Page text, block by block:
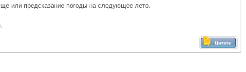
или предсказание погоды на следующее лето.